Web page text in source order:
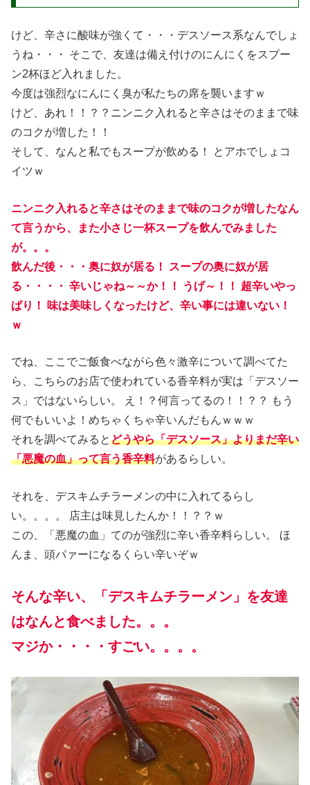
けど、辛さに酸味が強くて・・・デスソース系なんでしょ
うね・・・ そこで、友達は備え付けのにんにくをスプー
ン2杯ほど入れました。
今度は強烈なにんにく臭が私たちの席を襲いますｗ
けど、あれ！！？？ニンニク入れると辛さはそのままで味
のコクが増した！！
そして、なんと私でもスープが飲める！ とアホでしょコ
イツｗ
ニンニク入れると辛さはそのままで味のコクが増したなん
て言うから、また小さじ一杯スープを飲んでみました
が。。。
飲んだ後・・・奥に奴が居る！ スープの奥に奴が居
る・・・・ 辛いじゃね～～か！！ うげ～！！ 超辛いやっ
ぱり！ 味は美味しくなったけど、辛い事には違いない！
ｗ
でね、ここでご飯食べながら色々激辛について調べてた
ら、こちらのお店で使われている香辛料が実は「デスソー
ス」ではないらしい。 え！？何言ってるの！！？？ もう
何でもいいよ！めちゃくちゃ辛いんだもんｗｗｗ
それを調べてみるとどうやら「デスソース」よりまだ辛い
「悪魔の血」って言う香辛料があるらしい。
それを、デスキムチラーメンの中に入れてるらし
い。。。。 店主は味見したんか！！？？ｗ
この、「悪魔の血」てのが強烈に辛い香辛料らしい。 ほ
んま、頭パァーになるくらい辛いぞｗ
そんな辛い、「デスキムチラーメン」を友達
はなんと食べました。。。
マジか・・・・すごい。。。。